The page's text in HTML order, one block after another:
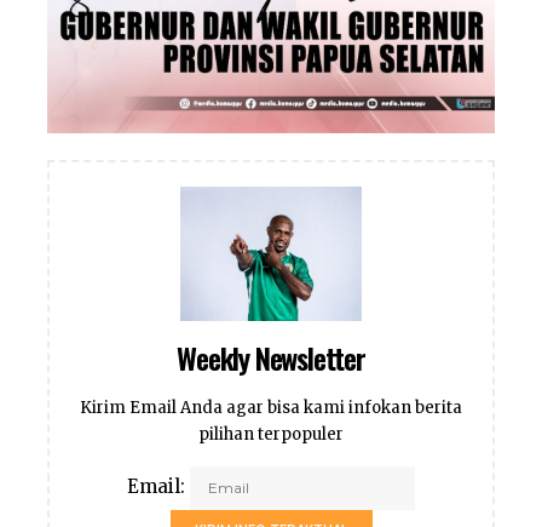
Weekly Newsletter
Kirim Email Anda agar bisa kami infokan berita
pilihan terpopuler
Email: